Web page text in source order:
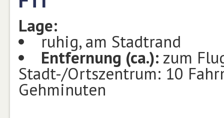
Lage:
ruhig, am Stadtrand
Entfernung (ca.): zum
Stadt-/Ortszentrum: 10
Gehminuten